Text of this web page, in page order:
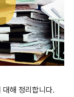
해 정리합니다.